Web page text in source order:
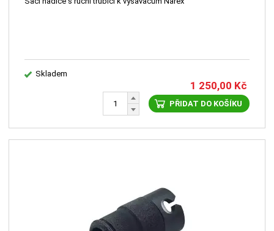
Skladem
1 250,00 Kč
PŘIDAT DO KOŠÍKU